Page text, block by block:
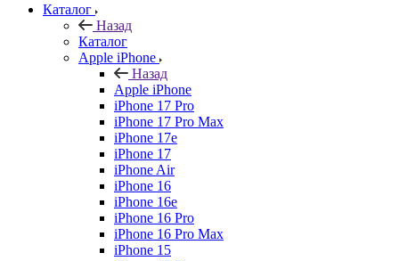
Каталог
Назад
Каталог
Apple iPhone
Назад
Apple iPhone
iPhone 17 Pro
iPhone 17 Pro Max
iPhone 17e
iPhone 17
iPhone Air
iPhone 16
iPhone 16e
iPhone 16 Pro
iPhone 16 Pro Max
iPhone 15